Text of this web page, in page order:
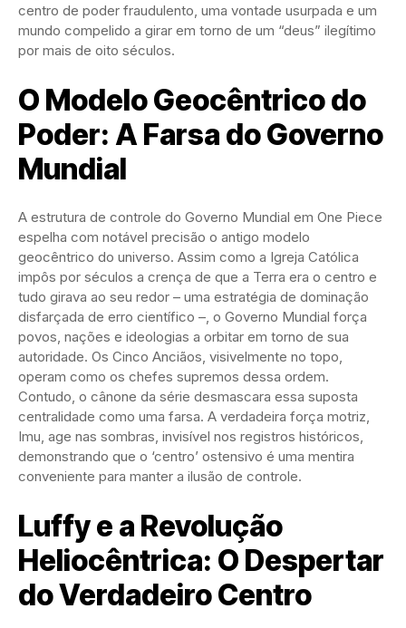
centro de poder fraudulento, uma vontade usurpada e um
mundo compelido a girar em torno de um “deus” ilegítimo
por mais de oito séculos.
O Modelo Geocêntrico do
Poder: A Farsa do Governo
Mundial
A estrutura de controle do Governo Mundial em One Piece
espelha com notável precisão o antigo modelo
geocêntrico do universo. Assim como a Igreja Católica
impôs por séculos a crença de que a Terra era o centro e
tudo girava ao seu redor – uma estratégia de dominação
disfarçada de erro científico –, o Governo Mundial força
povos, nações e ideologias a orbitar em torno de sua
autoridade. Os Cinco Anciãos, visivelmente no topo,
operam como os chefes supremos dessa ordem.
Contudo, o cânone da série desmascara essa suposta
centralidade como uma farsa. A verdadeira força motriz,
Imu, age nas sombras, invisível nos registros históricos,
demonstrando que o ‘centro’ ostensivo é uma mentira
conveniente para manter a ilusão de controle.
Luffy e a Revolução
Heliocêntrica: O Despertar
do Verdadeiro Centro